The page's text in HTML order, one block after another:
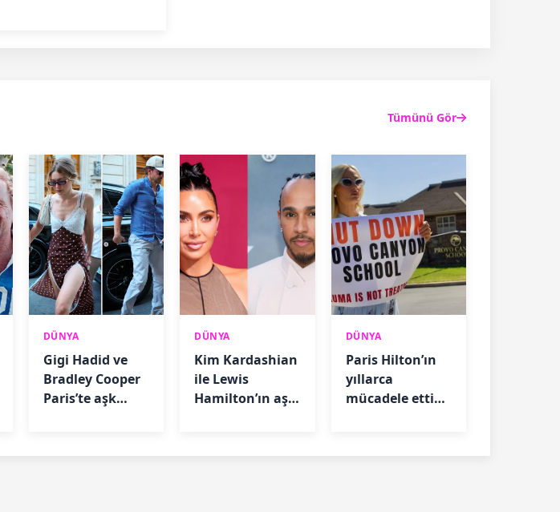
Tümünü Gör
DÜNYA
Gigi Hadid ve
Bradley Cooper
Paris’te aşk
DÜNYA
Kim Kardashian
ile Lewis
Hamilton’ın aşkı
DÜNYA
Paris Hilton’ın
yıllarca
mücadele ettiği